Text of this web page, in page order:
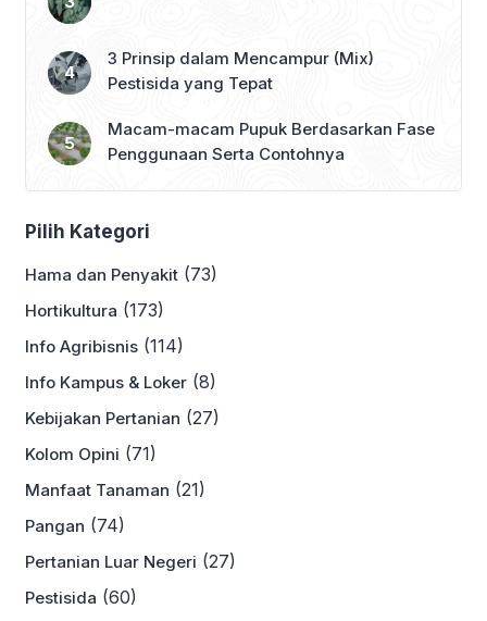
3 Prinsip dalam Mencampur (Mix)
Pestisida yang Tepat
Macam-macam Pupuk Berdasarkan Fase
Penggunaan Serta Contohnya
Pilih Kategori
Hama dan Penyakit (73)
Hortikultura (173)
Info Agribisnis (114)
Info Kampus & Loker (8)
Kebijakan Pertanian (27)
Kolom Opini (71)
Manfaat Tanaman (21)
Pangan (74)
Pertanian Luar Negeri (27)
Pestisida (60)